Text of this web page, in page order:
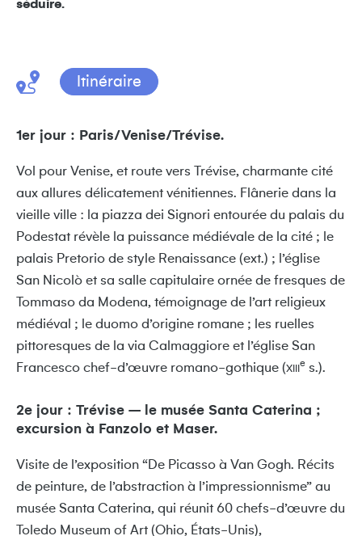
séduire.
Itinéraire
1er jour : Paris/Venise/Trévise.
Vol pour Venise, et route vers Trévise, charmante cité
aux allures délicatement vénitiennes. Flânerie dans la
vieille ville : la piazza dei Signori entourée du palais du
Podestat révèle la puissance médiévale de la cité ; le
palais Pretorio de style Renaissance (ext.) ; l’église
San Nicolò et sa salle capitulaire ornée de fresques de
Tommaso da Modena, témoignage de l’art religieux
médiéval ; le duomo d’origine romane ; les ruelles
pittoresques de la via Calmaggiore et l’église San
Francesco chef-d’œuvre romano-gothique (XIIIe s.).
2e jour : Trévise – le musée Santa Caterina ;
excursion à Fanzolo et Maser.
Visite de l’exposition “De Picasso à Van Gogh. Récits
de peinture, de l’abstraction à l’impressionnisme” au
musée Santa Caterina, qui réunit 60 chefs-d’œuvre du
Toledo Museum of Art (Ohio, États-Unis),